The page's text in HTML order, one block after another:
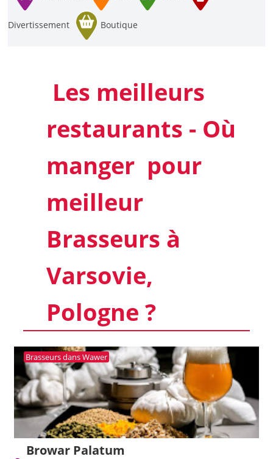
Divertissement Boutique
Les meilleurs
restaurants - Où
manger pour
meilleur
Brasseurs à
Varsovie,
Pologne ?
Brasseurs dans Wawer
Browar Palatum